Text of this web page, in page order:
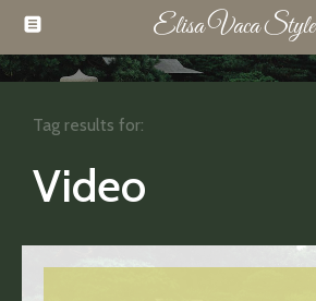
Elisa Vaca Style
Video
Tag results for: